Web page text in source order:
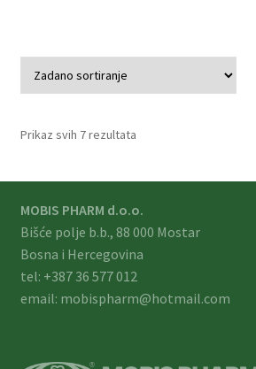
Prikaz svih 7 rezultata
MOBIS PHARM d.o.o.
Bišće polje b.b., 88 000 Mostar
Bosna i Hercegovina
tel: +387 36 577 012
email: mobispharm@hotmail.com